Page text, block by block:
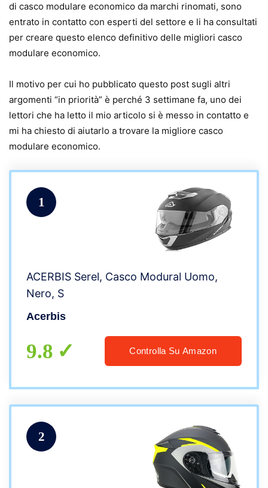
di casco modulare economico da marchi rinomati, sono
entrato in contatto con esperti del settore e li ha consultati
per creare questo elenco definitivo delle migliori casco
modulare economico.
Il motivo per cui ho pubblicato questo post sugli altri
argomenti “in priorità” è perché 3 settimane fa, uno dei
lettori che ha letto il mio articolo si è messo in contatto e
mi ha chiesto di aiutarlo a trovare la migliore casco
modulare economico.
1
ACERBIS Serel, Casco Modural Uomo,
Nero, S
Acerbis
9.8 Controlla Su Amazon
2